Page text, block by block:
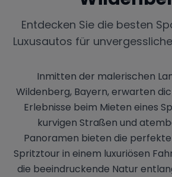
Entdecken Sie die besten
Luxusautos für
Inmitten der malerischen
Wildenberg, Bayern, erwarten
Erlebnisse beim Mieten eines
kurvigen Straßen und
Panoramen bieten die perfekte
Spritztour in einem luxuriösen
die beeindruckende Natur